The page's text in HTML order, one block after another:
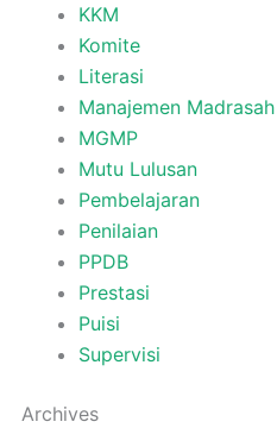
KKM
Komite
Literasi
Manajemen Madrasah
MGMP
Mutu Lulusan
Pembelajaran
Penilaian
PPDB
Prestasi
Puisi
Supervisi
Archives